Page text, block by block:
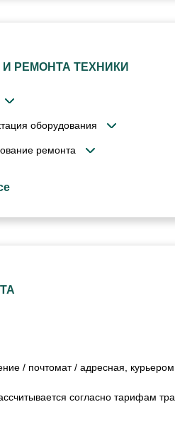
РЕМОНТА ТЕХНИКИ
оборудования
ремонта
/ почтомат / адресная,
согласно тарифам